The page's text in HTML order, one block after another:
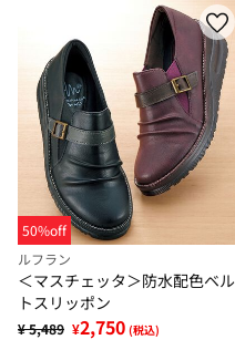
50%off
ルフラン
＜マスチェッタ＞防水配色ベル
トスリッポン
¥ 5,489 ¥2,750 (税込)